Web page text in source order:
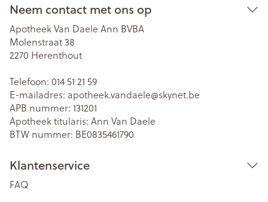
Neem contact met ons op
Apotheek Van Daele Ann BVBA
Molenstraat 38
2270 Herenthout
Telefoon: 014 51 21 59
E-mailadres: apotheek.vandaele@skynet.be
APB nummer: 131201
Apotheek titularis: Ann Van Daele
BTW nummer: BE0835461790
Klantenservice
FAQ